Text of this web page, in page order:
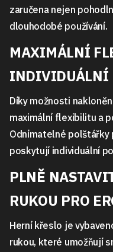
zaručena nejen
dlouhodobé používání.
MAXIMÁLNÍ
INDIVIDUÁLNÍ
Díky možnosti
maximální flexibilitu a
Odnímatelné polštářky
poskytují individuální
PLNĚ
RUKOU PRO
Herní křeslo je
rukou, které umožňují